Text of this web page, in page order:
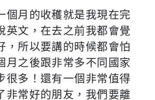
個月的收穫就是我現在完
英文，在去之前我都會覺
，所以要講的時候都會怕
月之後跟非常多不同國家
很多！還有一個非常值得
非常好的朋友，我們要離